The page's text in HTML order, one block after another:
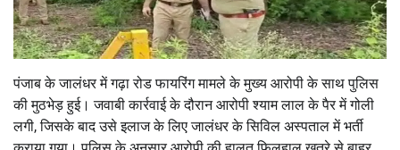
पंजाब के जालंधर में गढ़ा रोड फायरिंग मामले के मुख्य आरोपी के साथ पुलिस
की मुठभेड़ हुई। जवाबी कार्रवाई के दौरान आरोपी श्याम लाल के पैर में गोली
लगी, जिसके बाद उसे इलाज के लिए जालंधर के सिविल अस्पताल में भर्ती